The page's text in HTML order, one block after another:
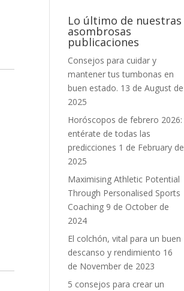
Lo último de nuestras
asombrosas
publicaciones
Consejos para cuidar y
mantener tus tumbonas en
buen estado. 13 de August de
2025
Horóscopos de febrero 2026:
entérate de todas las
predicciones 1 de February de
2025
Maximising Athletic Potential
Through Personalised Sports
Coaching 9 de October de
2024
El colchón, vital para un buen
descanso y rendimiento 16
de November de 2023
5 consejos para crear un